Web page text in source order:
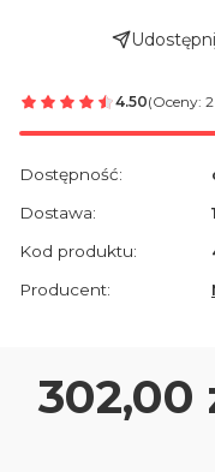
4.50(Oceny:
Dostępność:
Dostawa:
Kod produktu:
Producent:
Cena
302,00